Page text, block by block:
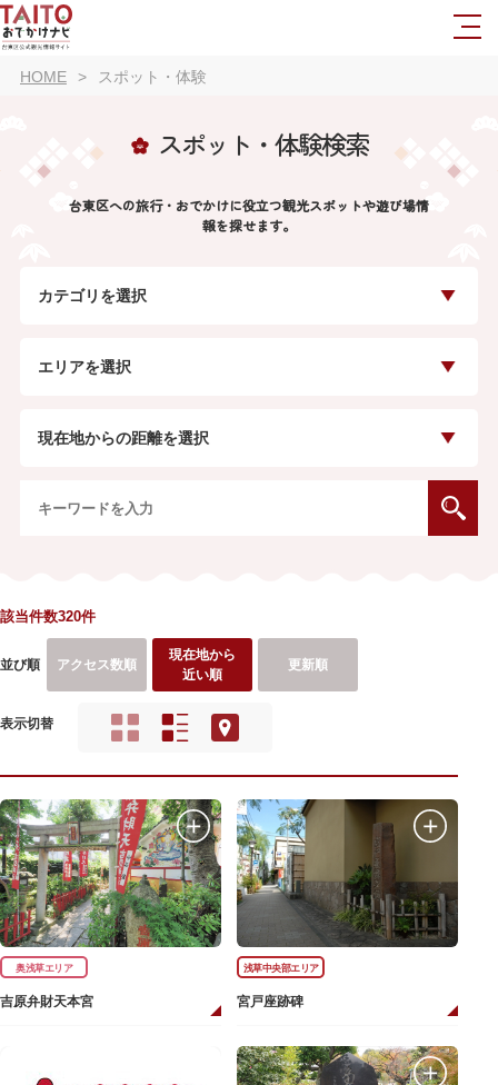
HOME スポット・体験
スポット・体験検索
台東区への旅行・おでかけに役立つ観光スポットや遊び場情
報を探せます。
カテゴリを選択
エリアを選択
現在地からの距離を選択
該当件数320件
並び順 アクセス数順
現在地から
近い順
更新順
表示切替
奥浅草エリア
吉原弁財天本宮
浅草中央部エリア
宮戸座跡碑